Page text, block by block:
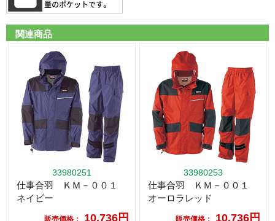
関連商品
33980251
仕事合羽 ＫＭ－００１
ネイビー
10,736円
33980253
仕事合羽 ＫＭ－００１
オーロラレッド
10,736円